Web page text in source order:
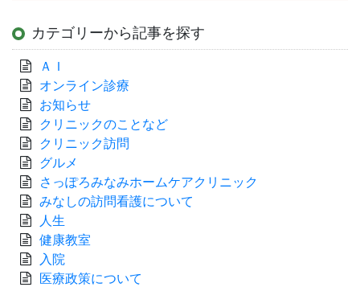
カテゴリーから記事を探す
ＡＩ
オンライン診療
お知らせ
クリニックのことなど
クリニック訪問
グルメ
さっぽろみなみホームケアクリニック
みなしの訪問看護について
人生
健康教室
入院
医療政策について